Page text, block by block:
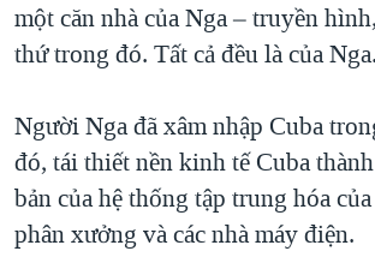
một căn nhà của Nga – truyền
thứ trong đó. Tất cả đều là của
Người Nga đã xâm nhập Cuba
đó, tái thiết nền kinh tế Cuba
bản của hệ thống tập trung hóa
phân xưởng và các nhà máy điện.